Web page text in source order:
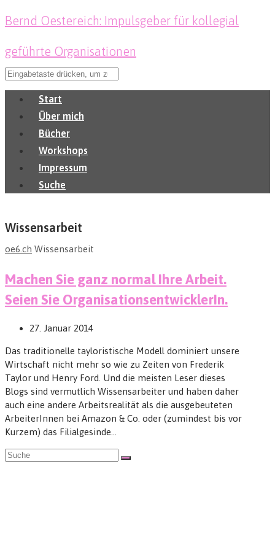
Bernd Oestereich: Impulsgeber für kollegial
geführte Organisationen
Start
Über mich
Bücher
Workshops
Impressum
Suche
Wissensarbeit
oe6.ch Wissensarbeit
Machen Sie ganz normal Ihre Arbeit.
Seien Sie OrganisationsentwicklerIn.
27. Januar 2014
Das traditionelle tayloristische Modell dominiert unsere
Wirtschaft nicht mehr so wie zu Zeiten von Frederik
Taylor und Henry Ford. Und die meisten Leser dieses
Blogs sind vermutlich Wissensarbeiter und haben daher
auch eine andere Arbeitsrealität als die ausgebeuteten
ArbeiterInnen bei Amazon & Co. oder (zumindest bis vor
Kurzem) das Filialgesinde…